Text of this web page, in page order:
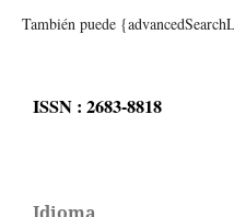
También puede
ISSN : 2683-8818